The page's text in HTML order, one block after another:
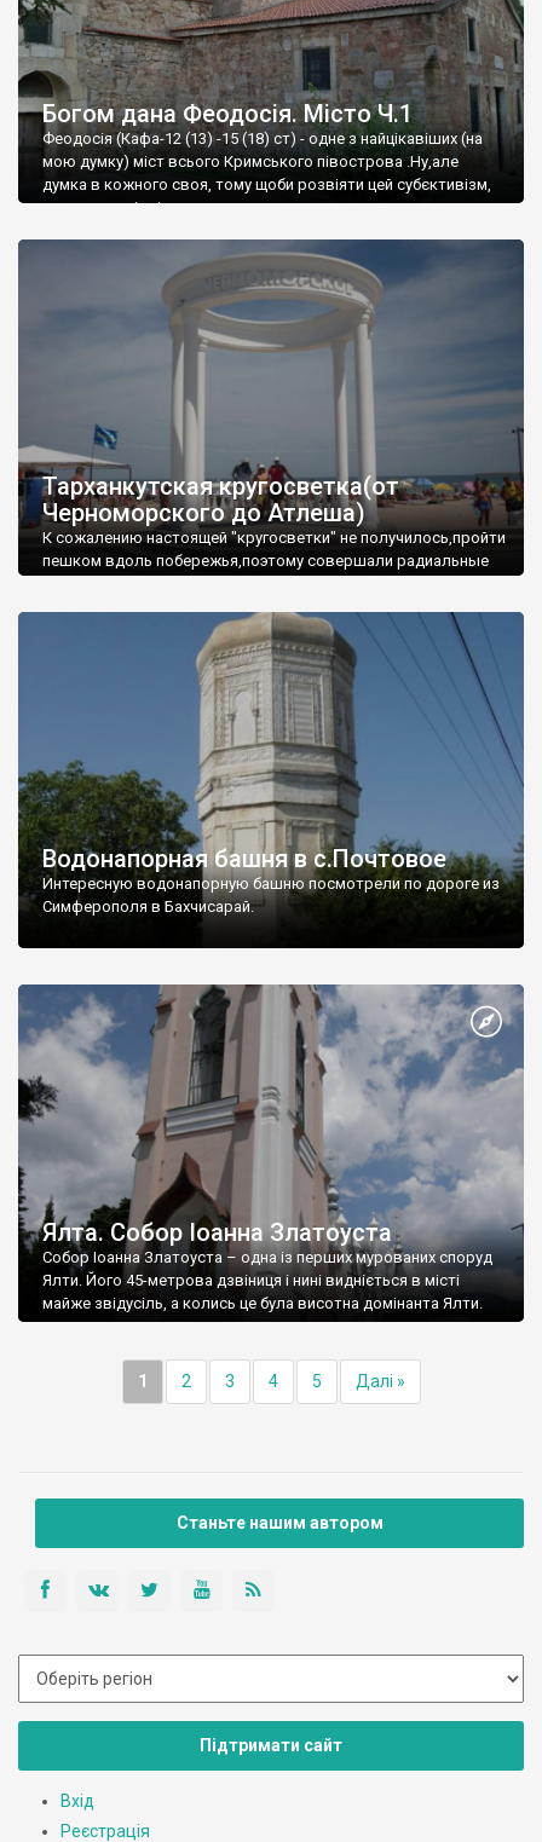
Богом дана Феодосія. Місто Ч.1
Феодосія (Кафа-12 (13) -15 (18) ст) - одне з найцікавіших (на
мою думку) міст всього Кримського півострова .Ну,але
думка в кожного своя, тому щоби розвіяти цей субєктивізм,
запрошую відвідати це
Тарханкутская кругосветка(от
Черноморского до Атлеша)
К сожалению настоящей "кругосветки" не получилось,пройти
пешком вдоль побережья,поэтому совершали радиальные
Водонапорная башня в с.Почтовое
Интересную водонапорную башню посмотрели по дороге из
Симферополя в Бахчисарай.
Ялта. Собор Іоанна Златоуста
Собор Іоанна Златоуста – одна із перших мурованих споруд
Ялти. Його 45-метрова дзвіниця і нині видніється в місті
майже звідусіль, а колись це була висотна домінанта Ялти.
1 2 3 4 5 Далі »
Станьте нашим автором
Підтримати сайт
Вхід
Реєстрація